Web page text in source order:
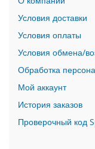
h
o
n
e
1
7
P
r
o
i
Условия доставки
Условия оплаты
Условия обмена/
Обработка
Мой аккаунт
История заказов
Проверочный код